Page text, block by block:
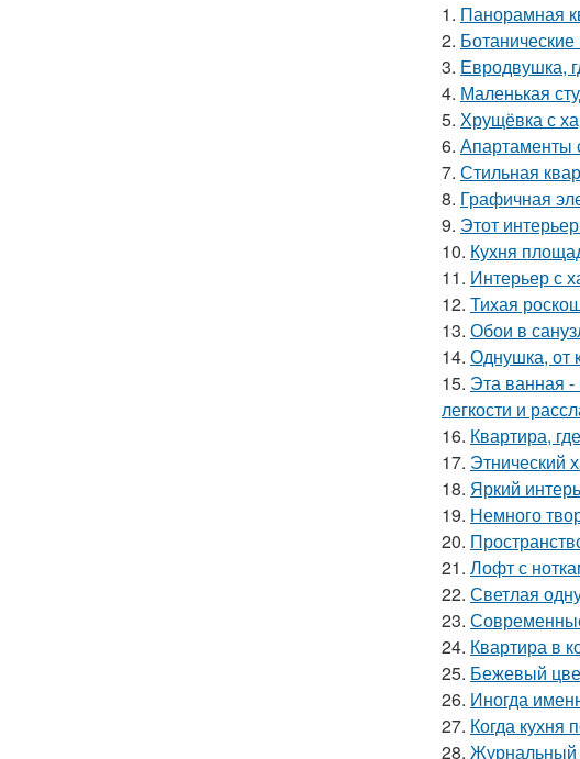
1. Панорамная
2.
3. Евродвушка,
4. Маленькая
5. Хрущёвка с
6. Апартаменты
7. Стильная
8. Графичная
9. Этот
10. Кухня
11. Интерьер с
12. Тихая
13. Обои в
14. Однушка, от
15. Эта ванная
легкости и
16. Квартира,
17. Этнический
18. Яркий
19. Немного
20.
21. Лофт с
22. Светлая
23.
24. Квартира в
25. Бежевый
26. Иногда
27. Когда кухня
28. Журнальный